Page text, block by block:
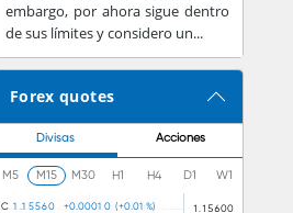
embargo, por ahora sigue dentro
de sus límites y considero un...
Forex quotes
Divisas Acciones
M5 M15 M30 H1 H4 D1 W1
C 1 .1 5560 +0.0001 0 (+0.01 %)